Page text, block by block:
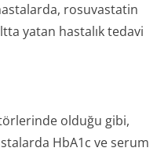
rosuvastatin
yatan hastalık tedavi
olduğu gibi,
HbA1c ve serum